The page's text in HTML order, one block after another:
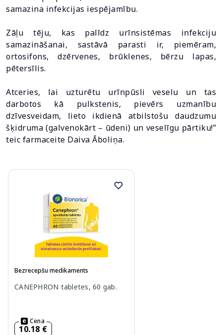
samazina infekcijas iespējamību.
Zāļu tēju, kas palīdz urīnsistēmas infekciju
samazināšanai, sastāvā parasti ir, piemēram,
ortosifons, dzērvenes, brūklenes, bērzu lapas,
pētersīlis.
Atceries, lai uzturētu urīnpūsli veselu un tas
darbotos kā pulkstenis, pievērs uzmanību
dzīvesveidam, lieto ikdienā atbilstošu daudzumu
šķidruma (galvenokārt – ūdeni) un veselīgu pārtiku!”
teic farmaceite Daiva Āboliņa.
Bezrecepšu medikaments
CANEPHRON tabletes, 60 gab.
Cena
10.18 €